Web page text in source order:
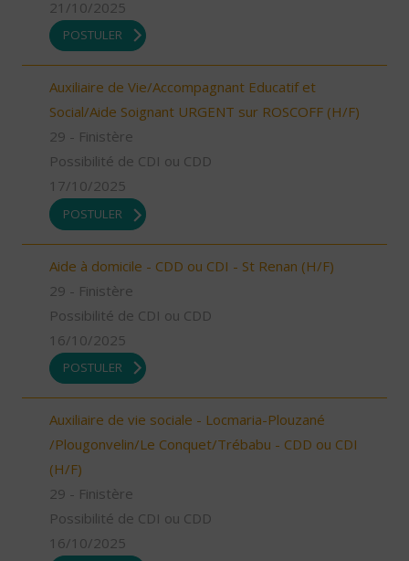
21/10/2025
POSTULER
Auxiliaire de Vie/Accompagnant Educatif et
Social/Aide Soignant URGENT sur ROSCOFF (H/F)
29 - Finistère
Possibilité de CDI ou CDD
17/10/2025
POSTULER
Aide à domicile - CDD ou CDI - St Renan (H/F)
29 - Finistère
Possibilité de CDI ou CDD
16/10/2025
POSTULER
Auxiliaire de vie sociale - Locmaria-Plouzané
/Plougonvelin/Le Conquet/Trébabu - CDD ou CDI
(H/F)
29 - Finistère
Possibilité de CDI ou CDD
16/10/2025